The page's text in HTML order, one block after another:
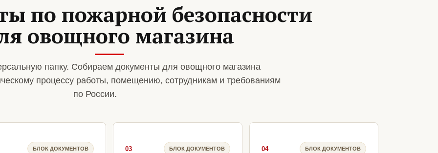
по пожарной безопасности
овощного магазина
папку. Собираем документы для овощного магазина
процессу работы, помещению, сотрудникам и требованиям
по России.
БЛОК ДОКУМЕНТОВ 03 БЛОК ДОКУМЕНТОВ 04 БЛОК ДОКУМЕНТОВ